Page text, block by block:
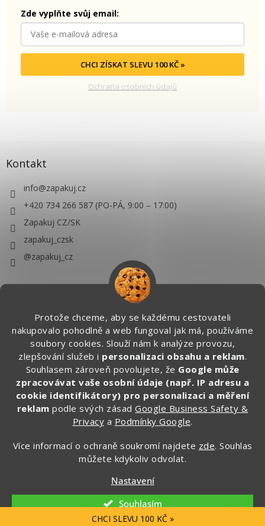
Protože chceme, aby se každému cestovateli
nakupovalo pohodlně a web fungoval jak má, používáme
soubory cookies. Slouží nám k analýze provozu,
zlepšování služeb i personalizaci obsahu a reklam.
Souhlasem zároveň povolujete, že Google může
zpracovávat vaše osobní údaje (např. IP adresu a
cookie identifikátory) pro personalizaci a měření
reklam podle svých zásadGoogle Business Safety &
Privacy a Podmínky Google.
Více informací o ochraně soukromí najdete zde. Souhlas
můžete kdykoliv odvolat.
Nastavení
Souhlasím
Zde vyplňte svůj email:
CHCI ZÍSKAT SLEVU 100 KČ »
Ochrana osobních údajů
Kontakt
info@zapakuj.cz
+420 734 266 587 (PO-PÁ, 9:00 – 17:00)
Zapakuj CZ/SK
zapakuj_czsk
@zapakuj_cz
Vytvořil Shoptet
Zapakuj.cz. Všechna práva vyhrazena.
CHCI SLEVU 100 KČ »